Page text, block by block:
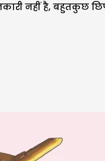
नहीं है, बहुतकुछ